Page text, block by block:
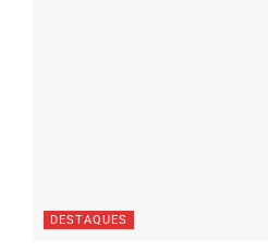
DESTAQUES